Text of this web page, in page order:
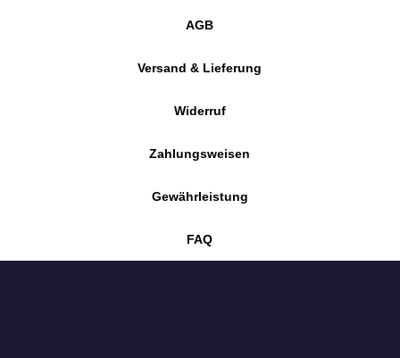
AGB
Versand & Lieferung
Widerruf
Zahlungsweisen
Gewährleistung
FAQ